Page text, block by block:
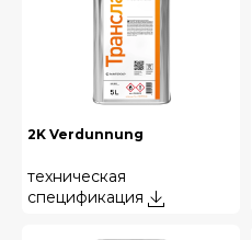
2K Verdunnung
техническая
спецификация